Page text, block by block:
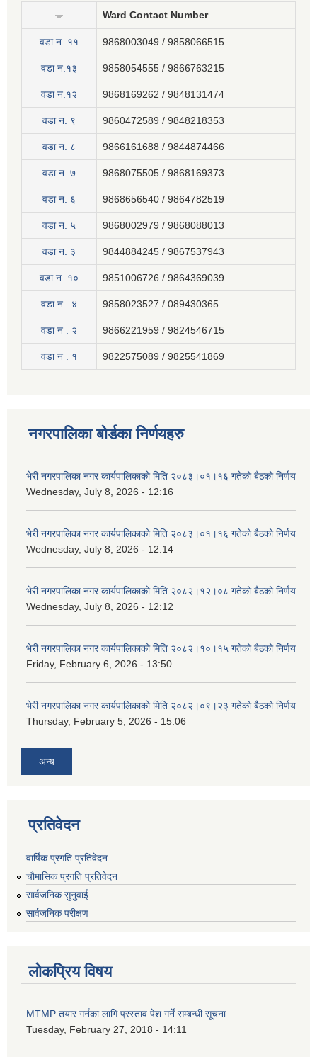
Ward Contact Number
वडा न‍. ११ 9868003049 / 9858066515
वडा न.१३ 9858054555 / 9866763215
वडा न.१२ 9868169262 / 9848131474
वडा न. ९ 9860472589 / 9848218353
वडा न. ८ 9866161688 / 9844874466
वडा न. ७ 9868075505 / 9868169373
वडा न. ६ 9868656540 / 9864782519
वडा न. ५ 9868002979 / 9868088013
वडा न. ३ 9844884245 / 9867537943
वडा न. १० 9851006726 / 9864369039
वडा न . ४ 9858023527 / 089430365
वडा न . २ 9866221959 / 9824546715
वडा न . १ 9822575089 / 9825541869
नगरपालिका बोर्डका निर्णयहरु
भेरी नगरपालिका नगर कार्यपालिकाको मिति २०८३।०१।१६ गतेको बैठको निर्णय
Wednesday, July 8, 2026 - 12:16
भेरी नगरपालिका नगर कार्यपालिकाको मिति २०८३।०१।१६ गतेको बैठको निर्णय
Wednesday, July 8, 2026 - 12:14
भेरी नगरपालिका नगर कार्यपालिकाको मिति २०८२।१२।०८ गतेको बैठको निर्णय
Wednesday, July 8, 2026 - 12:12
भेरी नगरपालिका नगर कार्यपालिकाको मिति २०८२।१०।१५ गतेको बैठको निर्णय
Friday, February 6, 2026 - 13:50
भेरी नगरपालिका नगर कार्यपालिकाको मिति २०८२।०९।२३ गतेको बैठको निर्णय
Thursday, February 5, 2026 - 15:06
अन्य
प्रतिवेदन
वार्षिक प्रगति प्रतिवेदन
चौमासिक प्रगति प्रतिवेदन
सार्वजनिक सुनुवाई
सार्वजनिक परीक्षण
लोकप्रिय विषय
MTMP तयार गर्नका लागि प्रस्ताव पेश गर्ने सम्बन्धी सूचना
Tuesday, February 27, 2018 - 14:11